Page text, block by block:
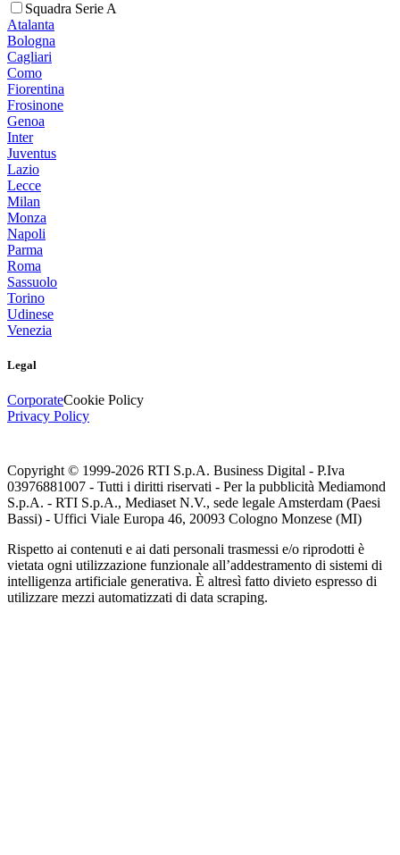
Squadra Serie A
Atalanta
Bologna
Cagliari
Como
Fiorentina
Frosinone
Genoa
Inter
Juventus
Lazio
Lecce
Milan
Monza
Napoli
Parma
Roma
Sassuolo
Torino
Udinese
Venezia
Legal
CorporateCookie Policy
Privacy Policy
Copyright © 1999-2026 RTI S.p.A. Business Digital - P.Iva
03976881007 - Tutti i diritti riservati - Per la pubblicità Mediamond
S.p.A. - RTI S.p.A., Mediaset N.V., sede legale Amsterdam (Paesi
Bassi) - Uffici Viale Europa 46, 20093 Cologno Monzese (MI)
Rispetto ai contenuti e ai dati personali trasmessi e/o riprodotti è
vietata ogni utilizzazione funzionale all’addestramento di sistemi di
intelligenza artificiale generativa. È altresì fatto divieto espresso di
utilizzare mezzi automatizzati di data scraping.